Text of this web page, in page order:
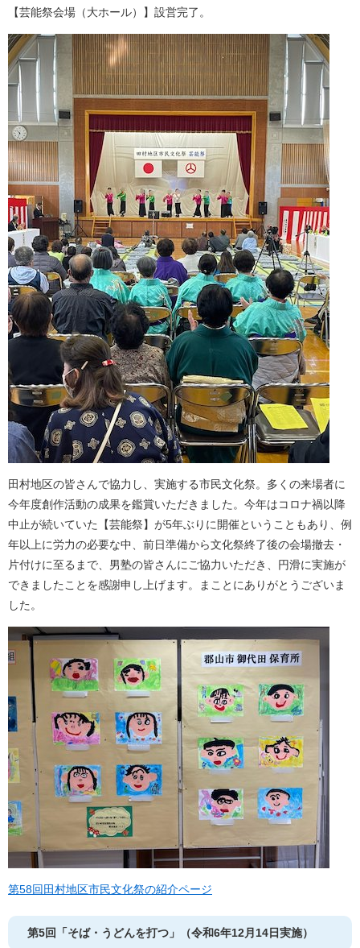
【芸能祭会場（大ホール）】設営完了。
田村地区の皆さんで協力し、実施する市民文化祭。多くの来場者に
今年度創作活動の成果を鑑賞いただきました。今年はコロナ禍以降
中止が続いていた【芸能祭】が5年ぶりに開催ということもあり、例
年以上に労力の必要な中、前日準備から文化祭終了後の会場撤去・
片付けに至るまで、男塾の皆さんにご協力いただき、円滑に実施が
できましたことを感謝申し上げます。まことにありがとうございま
した。
第58回田村地区市民文化祭の紹介ページ
第5回「そば・うどんを打つ」（令和6年12月14日実施）